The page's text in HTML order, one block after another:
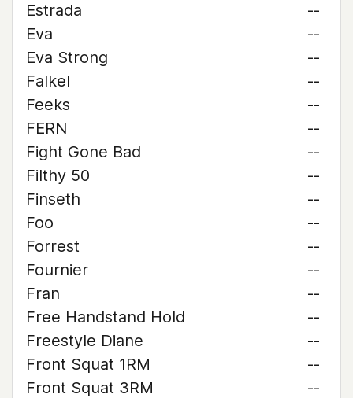
Estrada
--
Eva
--
Eva Strong
--
Falkel
--
Feeks
--
FERN
--
Fight Gone Bad
--
Filthy 50
--
Finseth
--
Foo
--
Forrest
--
Fournier
--
Fran
--
Free Handstand Hold
--
Freestyle Diane
--
Front Squat 1RM
--
Front Squat 3RM
--